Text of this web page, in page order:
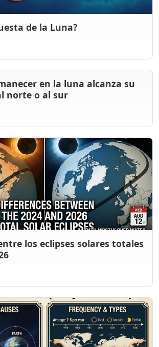
de la Luna?
en la luna alcanza su
norte o al sur
los eclipses solares totales